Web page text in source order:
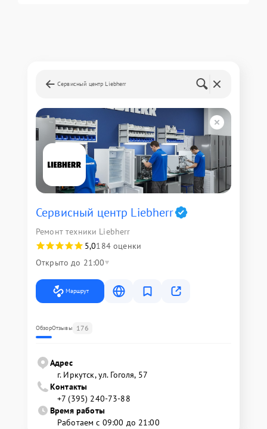
Сервисный центр Liebherr
Сервисный центр Liebherr
Ремонт техники Liebherr
5,0184 оценки
Открыто до 21:00
Маршрут
ОбзорОтзывы 176
Адрес
г. Иркутск, ул. ​Гоголя, 57
Контакты
+7 (395) 240-73-88
Время работы
Работаем с 09:00 до 21:00